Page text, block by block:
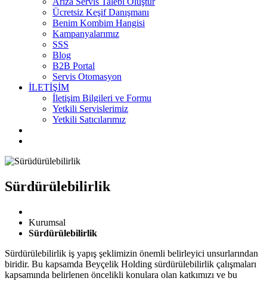
Ücretsiz Keşif Danışmanı
Benim Kombim Hangisi
Kampanyalarımız
SSS
Blog
B2B Portal
Servis Otomasyon
İLETİŞİM
İletişim Bilgileri ve Formu
Yetkili Servislerimiz
Yetkili Satıcılarımız
Sürdürülebilirlik
Kurumsal
Sürdürülebilirlik
Sürdürülebilirlik iş yapış şeklimizin önemli belirleyici unsurlarından
biridir. Bu kapsamda Beyçelik Holding sürdürülebilirlik çalışmaları
kapsamında belirlenen öncelikli konulara olan katkımızı ve bu